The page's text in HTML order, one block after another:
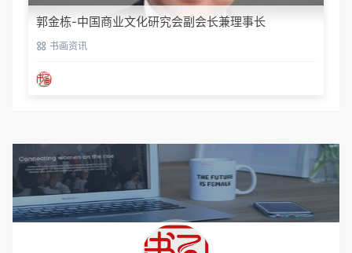
郭金栋-中国商业文化研究会副会长兼理事长
书画资讯